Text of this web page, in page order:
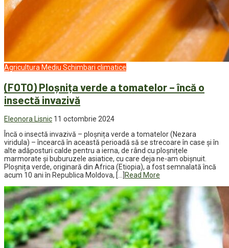
Agricultura Mediu Schimbari climatice
(FOTO) Ploșnița verde a tomatelor – încă o
insectă invazivă
Eleonora Lisnic 11 octombrie 2024
Încă o insectă invazivă – ploșnița verde a tomatelor (Nezara
viridula) – încearcă în această perioadă să se strecoare în case și în
alte adăposturi calde pentru a ierna, de rând cu ploșnițele
marmorate și buburuzele asiatice, cu care deja ne-am obișnuit.
Ploșnița verde, originară din Africa (Etiopia), a fost semnalată încă
acum 10 ani în Republica Moldova, […] Read More